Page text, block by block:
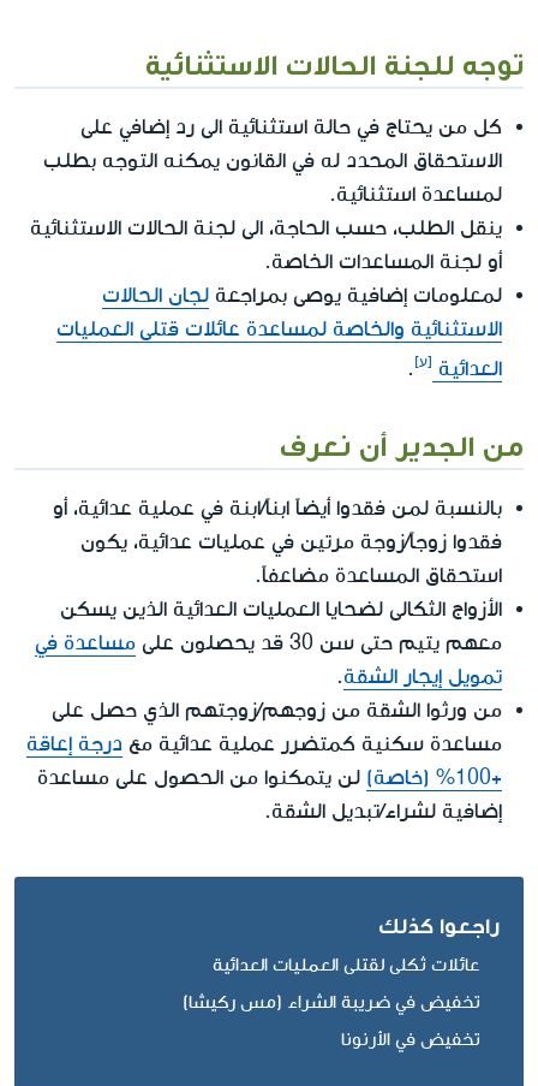
توجه للجنة الحالات الاستثنائية
كل من يحتاج في حالة استثنائية الى رد إضافي على
الاستحقاق المحدد له في القانون يمكنه التوجه بطلب
لمساعدة استثنائية.
ينقل الطلب، حسب الحاجة، الى لجنة الحالات الاستثنائية
أو لجنة المساعدات الخاصة.
لمعلومات إضافية يوصى بمراجعة لجان الحالات
الاستثنائية والخاصة لمساعدة عائلات قتلى العمليات
العدائية
.
من الجدير أن نعرف
بالنسبة لمن فقدوا أيضاً ابناً/ابنة في عملية عدائية، أو
فقدوا زوجاً/زوجة مرتين في عمليات عدائية، يكون
استحقاق المساعدة مضاعفاً.
الأزواج الثكالى لضحايا العمليات العدائية الذين يسكن
معهم يتيم حتى سن 30 قد يحصلون على
مساعدة في
تمويل إيجار الشقة.
من ورثوا الشقة من زوجهم/زوجتهم الذي حصل على
مساعدة سكنية كمتضرر عملية عدائية مع درجة إعاقة
+100% (خاصة)
لن يتمكنوا من الحصول على مساعدة
إضافية لشراء/تبديل الشقة.
راجعوا كذلك
عائلات ثكلى لقتلى العمليات العدائية
تخفيض في ضريبة الشراء (مس ركيشا)
تخفيض في الأرنونا